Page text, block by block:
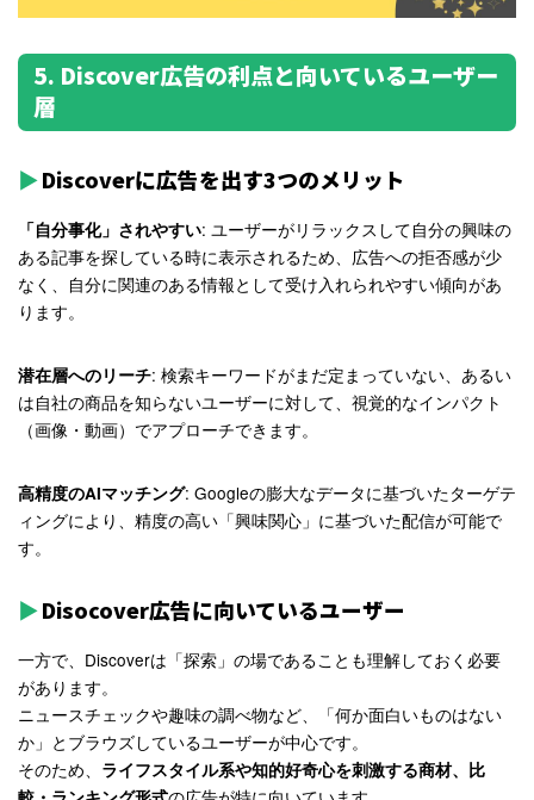
5. Discover広告の利点と向いているユーザー
層
Discoverに広告を出す3つのメリット
「自分事化」されやすい: ユーザーがリラックスして自分の興味の
ある記事を探している時に表示されるため、広告への拒否感が少
なく、自分に関連のある情報として受け入れられやすい傾向があ
ります。
潜在層へのリーチ: 検索キーワードがまだ定まっていない、あるい
は自社の商品を知らないユーザーに対して、視覚的なインパクト
（画像・動画）でアプローチできます。
高精度のAIマッチング: Googleの膨大なデータに基づいたターゲテ
ィングにより、精度の高い「興味関心」に基づいた配信が可能で
す。
Disocover広告に向いているユーザー
一方で、Discoverは「探索」の場であることも理解しておく必要
があります。
ニュースチェックや趣味の調べ物など、「何か面白いものはない
か」とブラウズしているユーザーが中心です。
そのため、 ライフスタイル系や知的好奇心を刺激する商材、比